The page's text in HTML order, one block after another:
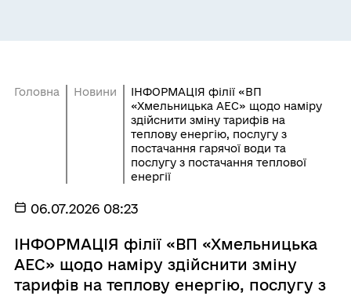
Головна Новини
ІНФОРМАЦІЯ філії «ВП
«Хмельницька АЕС» щодо наміру
здійснити зміну тарифів на
теплову енергію, послугу з
постачання гарячої води та
послугу з постачання теплової
енергії
06.07.2026 08:23
ІНФОРМАЦІЯ філії «ВП «Хмельницька
АЕС» щодо наміру здійснити зміну
тарифів на теплову енергію, послугу з